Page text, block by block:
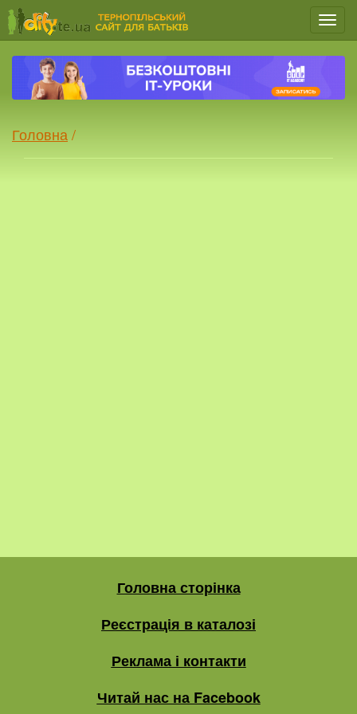
Меню
Головна /
Головна сторінка
Реєстрація в каталозі
Реклама і контакти
Читай нас на Facebook